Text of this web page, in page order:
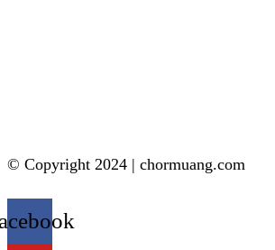
© Copyright 2024 | chormuang.com